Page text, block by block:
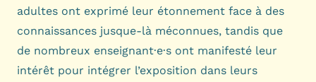
adultes ont exprimé leur étonnement face à des
connaissances jusque-là méconnues, tandis que
de nombreux enseignant·e·s ont manifesté leur
intérêt pour intégrer l’exposition dans leurs